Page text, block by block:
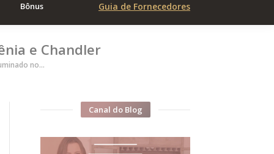
Bônus Guia de Fornecedores
e Chandler
no…
Canal do Blog